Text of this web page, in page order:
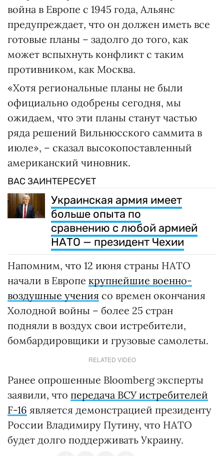
война в Европе с 1945 года, Альянс
предупреждает, что он должен иметь все
готовые планы – задолго до того, как
может вспыхнуть конфликт с таким
противником, как Москва.
«Хотя региональные планы не были
официально одобрены сегодня, мы
ожидаем, что эти планы станут частью
ряда решений Вильнюсского саммита в
июле», – сказал высокопоставленный
американский чиновник.
ВАС ЗАИНТЕРЕСУЕТ
Украинская армия имеет
больше опыта по
сравнению с любой армией
НАТО — президент Чехии
Напомним, что 12 июня страны НАТО
начали в Европе крупнейшие военно-
воздушные учения со времен окончания
Холодной войны – более 25 стран
подняли в воздух свои истребители,
бомбардировщики и грузовые самолеты.
RELATED VIDEO
Ранее опрошенные Bloomberg эксперты
заявили, что передача ВСУ истребителей
F-16 является демонстрацией президенту
России Владимиру Путину, что НАТО
будет долго поддерживать Украину.